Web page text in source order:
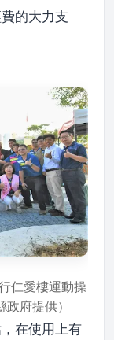
的大力支
仁愛樓運動操
府提供）
在使用上有